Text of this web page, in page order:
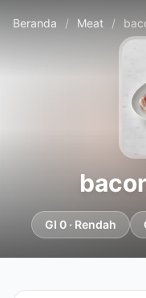
Beranda / Meat / bacon
GI 0 · Rendah